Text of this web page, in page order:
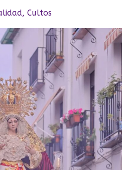
, Cultos